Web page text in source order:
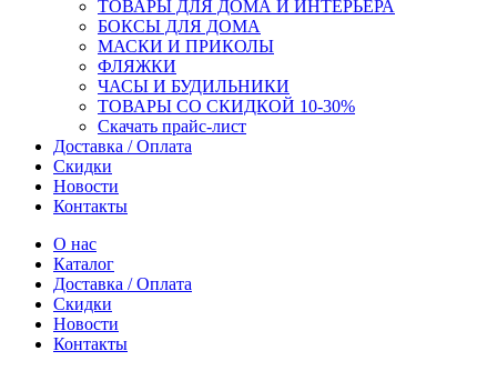
ТОВАРЫ ДЛЯ ДОМА И ИНТЕРЬЕРА
БОКСЫ ДЛЯ ДОМА
МАСКИ И ПРИКОЛЫ
ФЛЯЖКИ
ЧАСЫ И БУДИЛЬНИКИ
ТОВАРЫ СО СКИДКОЙ 10-30%
Скачать прайс-лист
Доставка / Оплата
Скидки
Новости
Контакты
О нас
Каталог
Доставка / Оплата
Скидки
Новости
Контакты